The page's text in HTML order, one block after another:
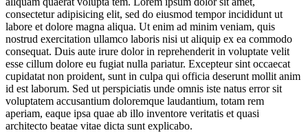
consectetur adipisicing elit, sed do eiusmod tempor incididunt ut
labore et dolore magna aliqua. Ut enim ad minim veniam, quis
nostrud exercitation ullamco laboris nisi ut aliquip ex ea commodo
consequat. Duis aute irure dolor in reprehenderit in voluptate velit
esse cillum dolore eu fugiat nulla pariatur. Excepteur sint occaecat
cupidatat non proident, sunt in culpa qui officia deserunt mollit anim
id est laborum. Sed ut perspiciatis unde omnis iste natus error sit
voluptatem accusantium doloremque laudantium, totam rem
aperiam, eaque ipsa quae ab illo inventore veritatis et quasi
architecto beatae vitae dicta sunt explicabo.